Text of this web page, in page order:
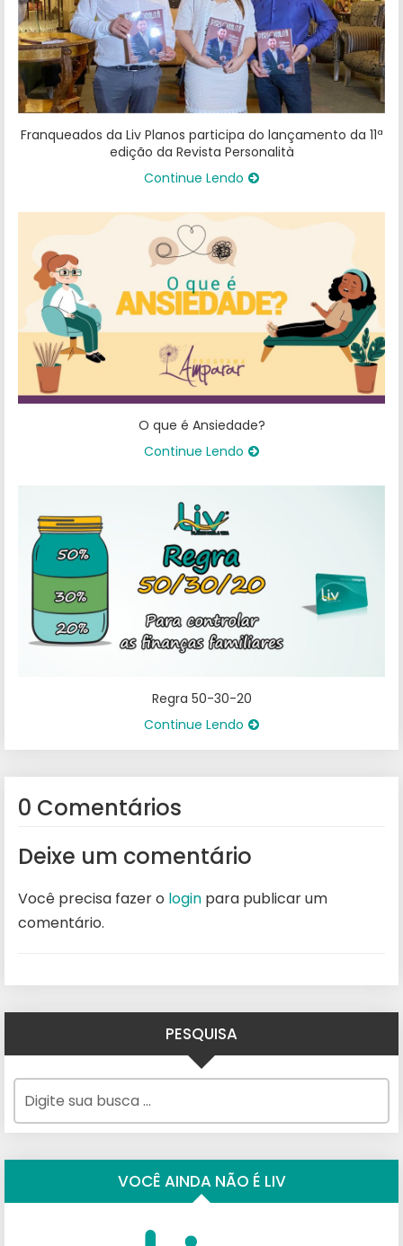
Franqueados da Liv Planos participa do lançamento da 11ª
edição da Revista Personalità
Continue Lendo
O que é Ansiedade?
Continue Lendo
Regra 50-30-20
Continue Lendo
0 Comentários
Deixe um comentário
Você precisa fazer o login para publicar um
comentário.
PESQUISA
VOCÊ AINDA NÃO É LIV